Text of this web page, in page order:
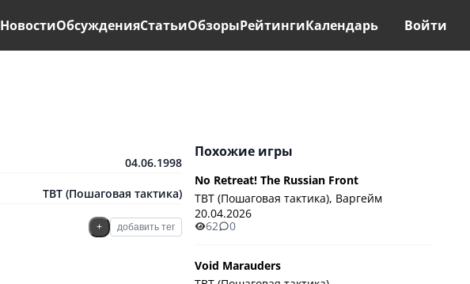
НовостиОбсужденияСтатьиОбзорыРейтингиКалендарь Войти
04.06.1998
TBT (Пошаговая тактика)
+ добавить тег
Похожие игры
No Retreat! The Russian Front
TBT (Пошаговая тактика), Варгейм
20.04.2026
62
0
Void Marauders